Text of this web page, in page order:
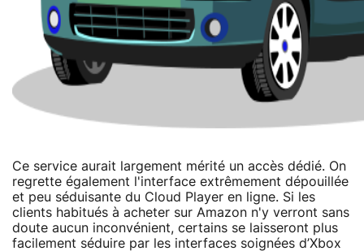
Ce service aurait largement mérité un accès dédié. On
regrette également l'interface extrêmement dépouillée
et peu séduisante du Cloud Player en ligne. Si les
clients habitués à acheter sur Amazon n'y verront sans
doute aucun inconvénient, certains se laisseront plus
facilement séduire par les interfaces soignées d’Xbox